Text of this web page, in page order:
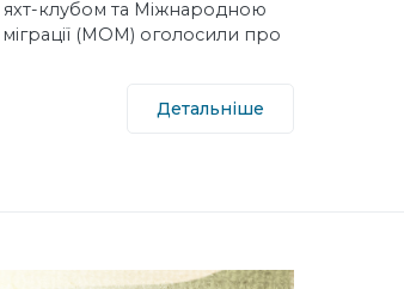
клубом та Міжнародною
міграції (МОМ) оголосили про
Детальніше